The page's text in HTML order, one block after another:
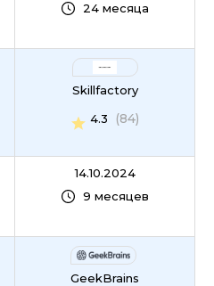
24 месяца
Skillfactory
4.3
(84)
14.10.2024
9 месяцев
GeekBrains